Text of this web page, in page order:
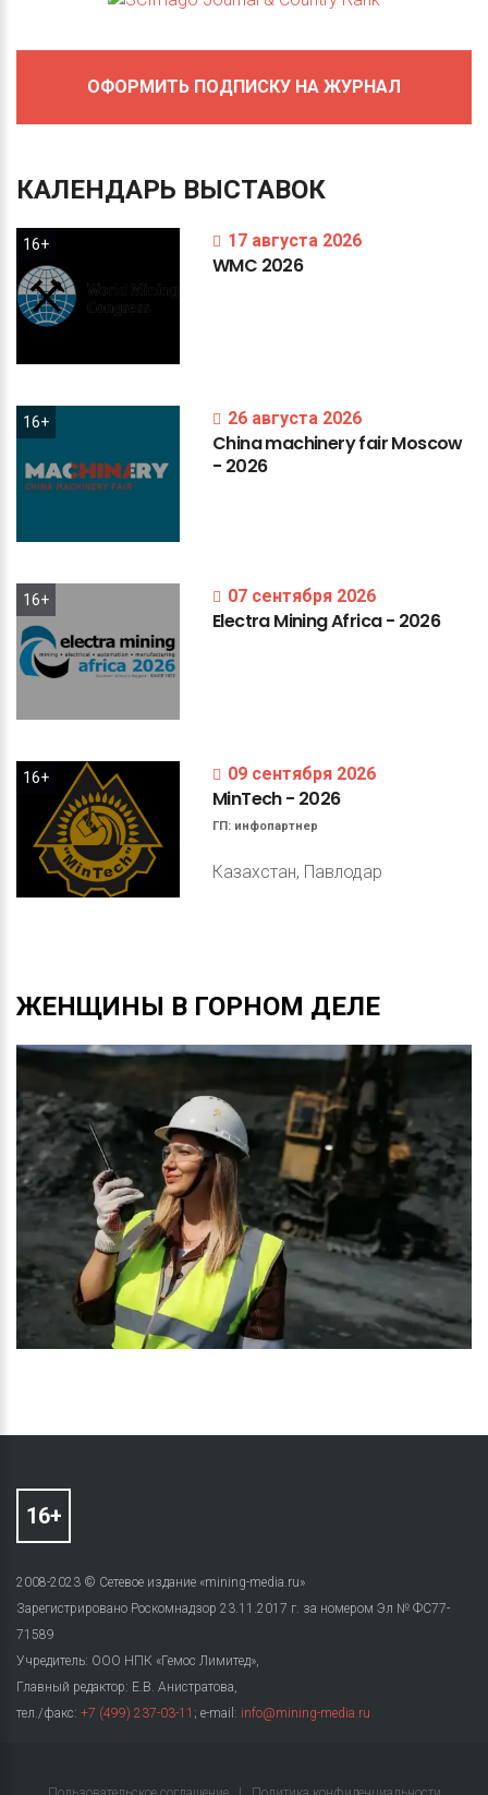
ОФОРМИТЬ ПОДПИСКУ НА ЖУРНАЛ
КАЛЕНДАРЬ ВЫСТАВОК
16+ 17 августа 2026
WMC 2026
16+ 26 августа 2026
ChinamachineryfairMoscow
- 2026
16+ 07 сентября 2026
ElectraMiningAfrica- 2026
16+ 09 сентября 2026
MinTech- 2026
ГП: инфопартнер
Казахстан, Павлодар
ЖЕНЩИНЫ В ГОРНОМ ДЕЛЕ
2008-2023 © Сетевое издание «mining-media.ru»
Зарегистрировано Роскомнадзор 23.11.2017 г. за номером Эл № ФС77-
71589
Учредитель: ООО НПК «Гемос Лимитед»,
Главный редактор: Е.В. Анистратова,
тел./факс: +7 (499) 237-03-11 ; e-mail: info@mining-media.ru